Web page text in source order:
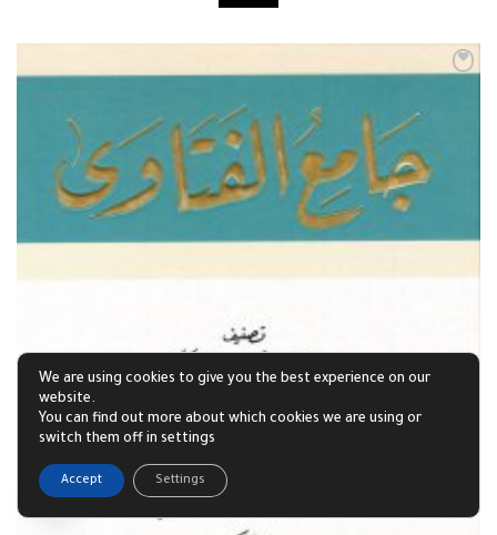
We are using cookies to give you the best experience on our
website.
You can find out more about which cookies we are using or
switch them off in settings
Accept Settings
Open
1